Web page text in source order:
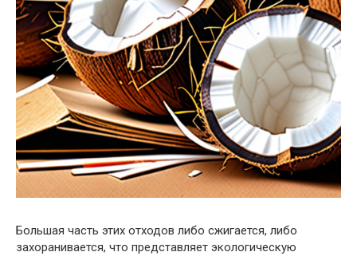
Большая часть этих отходов либо сжигается, либо
захоранивается, что представляет экологическую